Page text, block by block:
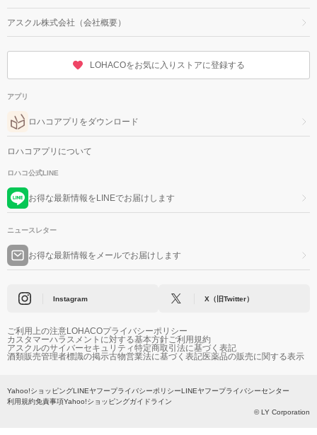
アスクル株式会社（会社概要）
LOHACOをお気に入りストアに登録する
アプリ
ロハコアプリをダウンロード
ロハコアプリについて
ロハコ公式LINE
お得な最新情報をLINEでお届けします
ニュースレター
お得な最新情報をメールでお届けします
Instagram X（旧Twitter）
ご利用上の注意LOHACOプライバシーポリシー
カスタマーハラスメントに対する基本方針ご利用規約
アスクルのサイバーセキュリティ特定商取引法に基づく表記
酒類販売管理者標識の掲示古物営業法に基づく表記医薬品の販売に関する表示
Yahoo!ショッピングLINEヤフープライバシーポリシーLINEヤフープライバシーセンター
利用規約免責事項Yahoo!ショッピングガイドライン
© LY Corporation